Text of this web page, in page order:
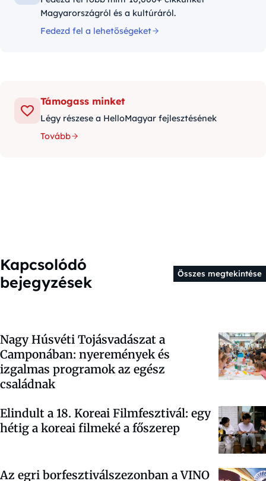
Magyarországról és a kultúráról.
Fedezd fel a lehetőségeket
Támogass minket
Légy részese a HelloMagyar fejlesztésének
Tovább
Kapcsolódó
bejegyzések
Összes megtekintése
Nagy Húsvéti Tojásvadászat a
Camponában: nyeremények és
izgalmas programok az egész
családnak
Elindult a 18. Koreai Filmfesztivál: egy
hétig a koreai filmeké a főszerep
Az egri borfesztiválszezonban a VINO